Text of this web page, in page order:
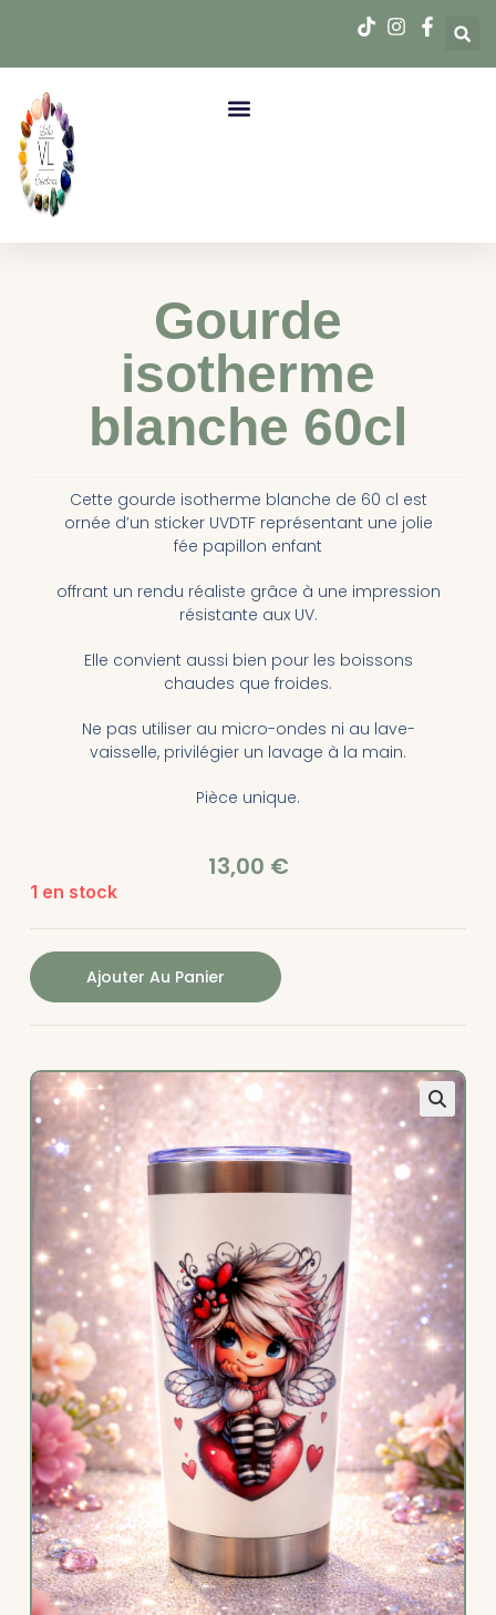
Gourde
isotherme
blanche 60cl
Cette gourde isotherme blanche de 60 cl est
ornée d’un sticker UVDTF représentant une jolie
fée papillon enfant
offrant un rendu réaliste grâce à une impression
résistante aux UV.
Elle convient aussi bien pour les boissons
chaudes que froides.
Ne pas utiliser au micro-ondes ni au lave-
vaisselle, privilégier un lavage à la main.
Pièce unique.
13,00 €
1 en stock
Ajouter Au Panier